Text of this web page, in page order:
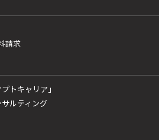
請求
トキャリア」
ルティング